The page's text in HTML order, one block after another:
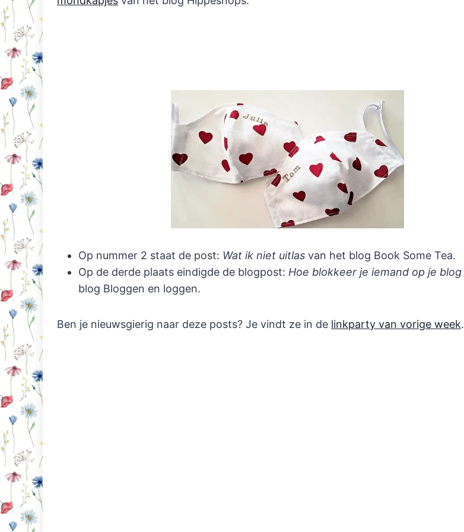
Op nummer 2 staat de post: Wat ik niet uitlas van het blog Book Some Tea.
Op de derde plaats eindigde de blogpost: Hoe blokkeer je iemand op je blog
blog Bloggen en loggen.
Ben je nieuwsgierig naar deze posts? Je vindt ze in de linkparty van vorige week.